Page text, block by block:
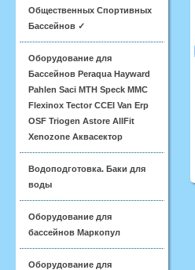
Общественных Спортивных
Бассейнов ✓
Оборудование для
Бассейнов Peraqua Hayward
Pahlen Saci MTH Speck MMC
Flexinox Tector CCEI Van Erp
OSF Triogen Astore AllFit
Xenozone Аквасектор
Водоподготовка. Баки для
воды
Оборудование для
бассейнов Маркопул
Оборудование для